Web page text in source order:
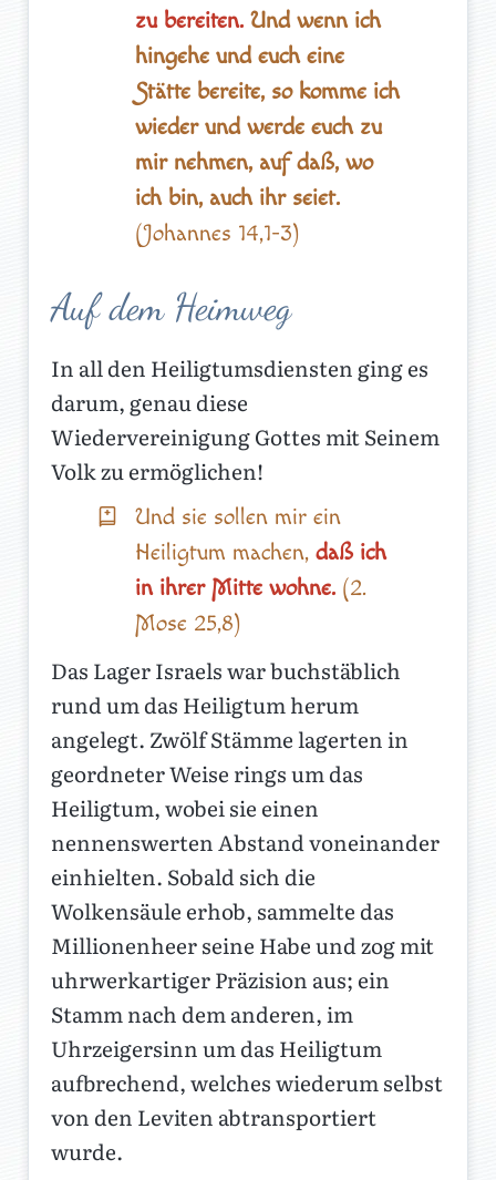
zu bereiten.Und wenn ich
hingehe und euch eine
Stätte bereite, so komme ich
wieder und werde euch zu
mir nehmen, auf daß, wo
ich bin, auch ihr seiet.
(Johannes 14,1-3)
Auf dem Heimweg
In all den Heiligtumsdiensten ging es
darum, genau diese
Wiedervereinigung Gottes mit Seinem
Volk zu ermöglichen!
Und sie sollen mir ein
Heiligtum machen, daß ich
in ihrer Mitte wohne.(2.
Mose 25,8)
Das Lager Israels war buchstäblich
rund um das Heiligtum herum
angelegt. Zwölf Stämme lagerten in
geordneter Weise rings um das
Heiligtum, wobei sie einen
nennenswerten Abstand voneinander
einhielten. Sobald sich die
Wolkensäule erhob, sammelte das
Millionenheer seine Habe und zog mit
uhrwerkartiger Präzision aus; ein
Stamm nach dem anderen, im
Uhrzeigersinn um das Heiligtum
aufbrechend, welches wiederum selbst
von den Leviten abtransportiert
wurde.